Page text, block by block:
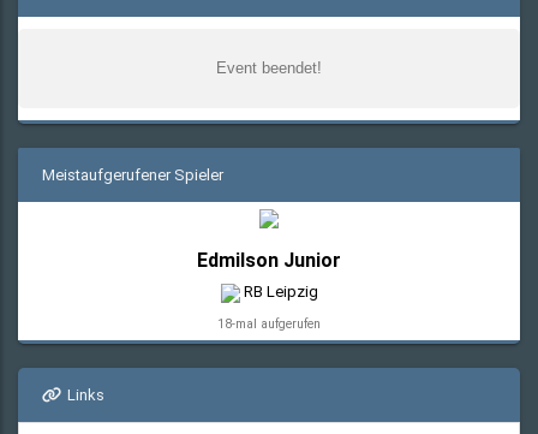
Event beendet!
Meistaufgerufener Spieler
Edmilson Junior
RB Leipzig
18-mal aufgerufen
Links